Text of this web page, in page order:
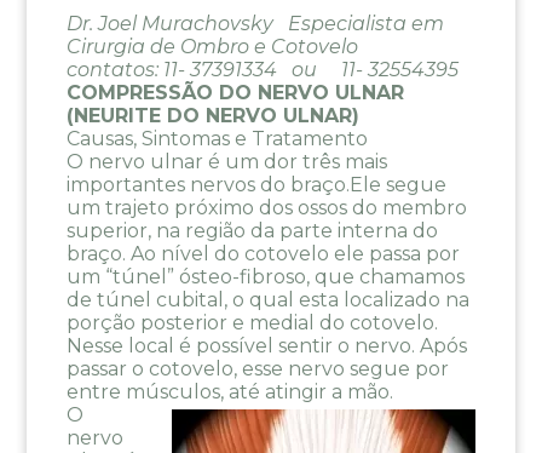
Dr. Joel Murachovsky Especialista em
Cirurgia de Ombro e Cotovelo
contatos: 11- 37391334 ou 11- 32554395
COMPRESSÃO DO NERVO ULNAR
(NEURITE DO NERVO ULNAR)
Causas, Sintomas e Tratamento
O nervo ulnar é um dor três mais
importantes nervos do braço.Ele segue
um trajeto próximo dos ossos do membro
superior, na região da parte interna do
braço. Ao nível do cotovelo ele passa por
um “túnel” ósteo-fibroso, que chamamos
de túnel cubital, o qual esta localizado na
porção posterior e medial do cotovelo.
Nesse local é possível sentir o nervo. Após
passar o cotovelo, esse nervo segue por
entre músculos, até atingir a mão.
O
nervo